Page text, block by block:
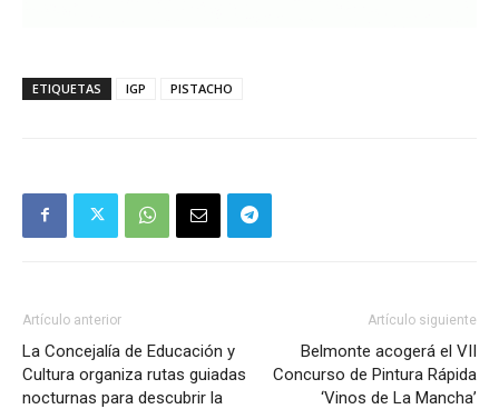
ETIQUETAS IGP PISTACHO
Artículo anterior
La Concejalía de Educación y
Cultura organiza rutas guiadas
nocturnas para descubrir la
Artículo siguiente
Belmonte acogerá el VII
Concurso de Pintura Rápida
‘Vinos de La Mancha’